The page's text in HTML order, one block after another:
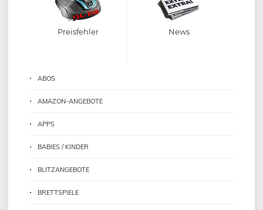
Preisfehler News
ABOS
AMAZON-ANGEBOTE
APPS
BABIES / KINDER
BLITZANGEBOTE
BRETTSPIELE